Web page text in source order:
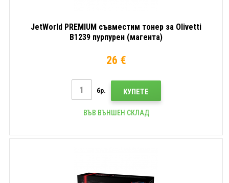
JetWorld PREMIUM съвместим тонер за Olivetti
B1239 пурпурен (магента)
26 €
бр. КУПЕТЕ
ВЪВ ВЪНШЕН СКЛАД